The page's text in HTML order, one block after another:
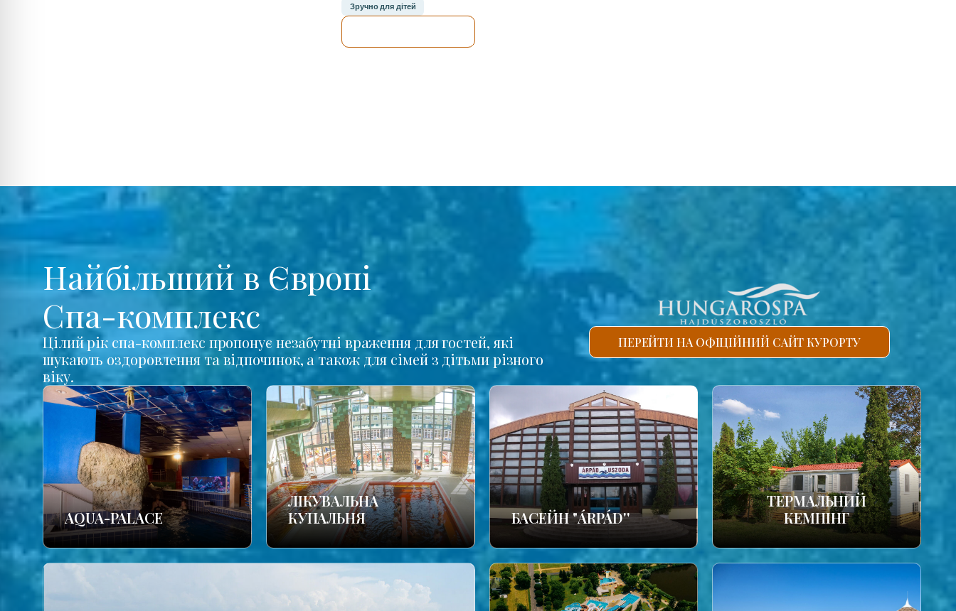
Зручно для дітей
Найбільший в Європі
Спа-комплекс
Цілий рік спа-комплекс пропонує незабутні враження для гостей, які
шукають оздоровлення та відпочинок, а також для сімей з дітьми різного
віку.
ПЕРЕЙТИ НА ОФІЦІЙНИЙ САЙТ КУРОРТУ
AQUA-PALACE
ЛІКУВАЛЬНА
КУПАЛЬНЯ
БАСЕЙН "ÁRPÁD''
ТЕРМАЛЬНИЙ
КЕМПІНГ